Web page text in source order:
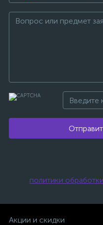
политики
Акции и скидки